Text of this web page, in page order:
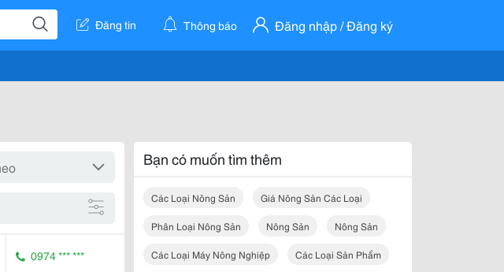
Đăng tin Thông báo Đăng nhập / Đăng ký
0974 *** ***
Bạn có muốn tìm thêm
Các Loại Nông Sản Giá Nông Sản Các Loại
Phân Loại Nông Sản Nông Sản Nông Sản
Các Loại Máy Nông Nghiệp Các Loại Sản Phẩm